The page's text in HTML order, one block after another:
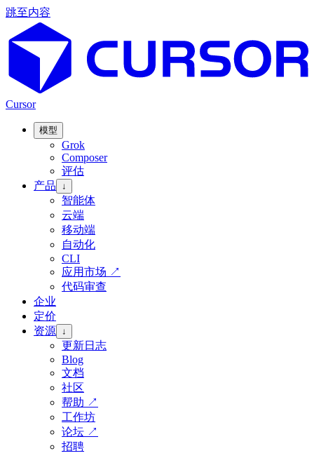
跳至内容
Cursor
模型
Grok
Composer
评估
产品
↓
智能体
云端
移动端
自动化
CLI
应用市场 ↗
代码审查
企业
定价
资源 ↓
更新日志
Blog
文档
社区
帮助 ↗
工作坊
论坛 ↗
招聘